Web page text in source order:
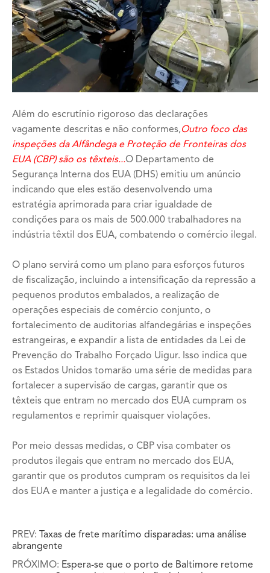
Além do escrutínio rigoroso das declarações
vagamente descritas e não conformes,Outro foco das
inspeções da Alfândega e Proteção de Fronteiras dos
EUA (CBP) são os têxteis...O Departamento de
Segurança Interna dos EUA (DHS) emitiu um anúncio
indicando que eles estão desenvolvendo uma
estratégia aprimorada para criar igualdade de
condições para os mais de 500.000 trabalhadores na
indústria têxtil dos EUA, combatendo o comércio ilegal.
O plano servirá como um plano para esforços futuros
de fiscalização, incluindo a intensificação da repressão a
pequenos produtos embalados, a realização de
operações especiais de comércio conjunto, o
fortalecimento de auditorias alfandegárias e inspeções
estrangeiras, e expandir a lista de entidades da Lei de
Prevenção do Trabalho Forçado Uigur. Isso indica que
os Estados Unidos tomarão uma série de medidas para
fortalecer a supervisão de cargas, garantir que os
têxteis que entram no mercado dos EUA cumpram os
regulamentos e reprimir quaisquer violações.
Por meio dessas medidas, o CBP visa combater os
produtos ilegais que entram no mercado dos EUA,
garantir que os produtos cumpram os requisitos da lei
dos EUA e manter a justiça e a legalidade do comércio.
PREV:
Taxas de frete marítimo disparadas: uma análise
abrangente
PRÓXIMO: Espera-se que o porto de Baltimore retome